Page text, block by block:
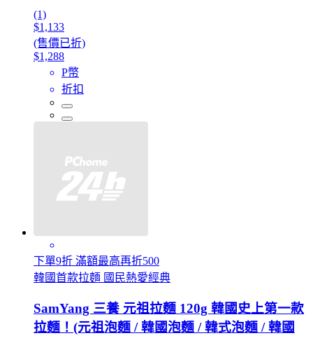
(1)
$1,133
(售價已折)
$1,288
P幣
折扣
下單9折 滿額最高再折500
韓國首款拉麵 國民熱愛經典
SamYang 三養 元祖拉麵 120g 韓國史上第一款
拉麵！(元祖泡麵 / 韓國泡麵 / 韓式泡麵 / 韓國